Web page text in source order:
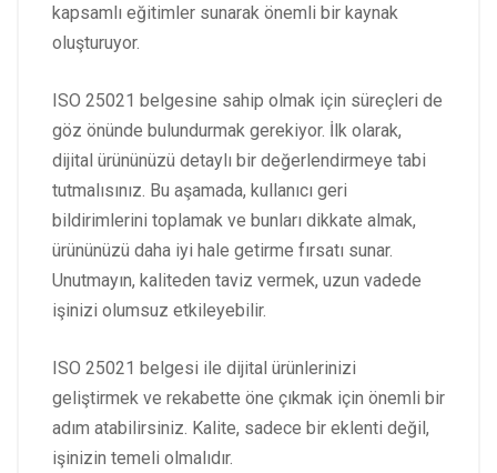
kapsamlı eğitimler sunarak önemli bir kaynak
oluşturuyor.
ISO 25021 belgesine sahip olmak için süreçleri de
göz önünde bulundurmak gerekiyor. İlk olarak,
dijital ürününüzü detaylı bir değerlendirmeye tabi
tutmalısınız. Bu aşamada, kullanıcı geri
bildirimlerini toplamak ve bunları dikkate almak,
ürününüzü daha iyi hale getirme fırsatı sunar.
Unutmayın, kaliteden taviz vermek, uzun vadede
işinizi olumsuz etkileyebilir.
ISO 25021 belgesi ile dijital ürünlerinizi
geliştirmek ve rekabette öne çıkmak için önemli bir
adım atabilirsiniz. Kalite, sadece bir eklenti değil,
işinizin temeli olmalıdır.